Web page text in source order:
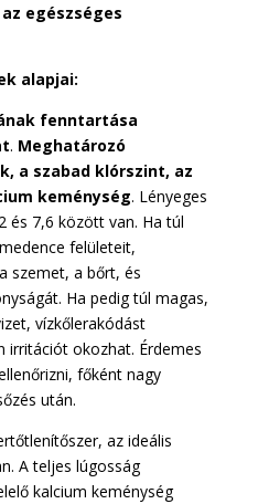
egészséges
alapjai:
fenntartása
. Meghatározó
a szabad klórszint, az
keménység. Lényeges
és 7,6 között van. Ha túl
felületeit,
szemet, a bőrt, és
Ha pedig túl magas,
vízkőlerakódást
irritációt okozhat. Érdemes
főként nagy
után.
az ideális
A teljes lúgosság
kalcium keménység